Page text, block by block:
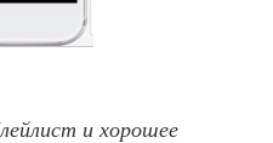
и хорошее